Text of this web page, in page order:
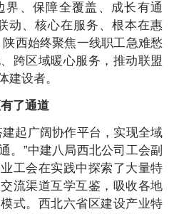
界、保障全覆盖、成长有通
动、核心在服务、根本在惠
西始终聚焦一线职工急难愁
跨区域暖心服务，推动联盟
建设者。
了通道
起广阔协作平台，实现全域
。”中建八局西北公司工会副
工会在实践中探索了大量特
流渠道互学互鉴，吸收各地
式。西北六省区建设产业特